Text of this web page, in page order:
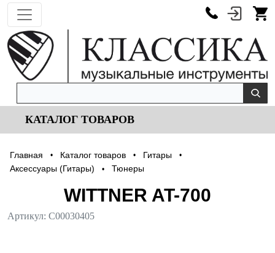
КАТАЛОГ ТОВАРОВ
Главная • Каталог товаров • Гитары •
Аксессуары (Гитары) • Тюнеры
WITTNER AT-700
Артикул: С00030405